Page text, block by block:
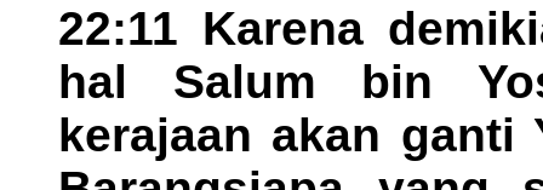
22:11 Karena
hal Salum bin
kerajaan akan ganti